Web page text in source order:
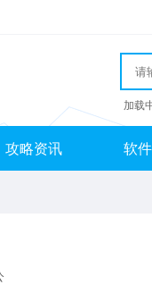
加载
攻略资讯 软